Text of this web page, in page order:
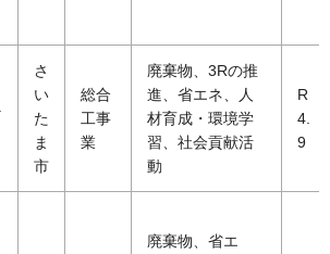
さ
い
た
ま
市
総合
工事
業
廃棄物、3Rの推
進、省エネ、人
材育成・環境学
習、社会貢献活
動
R
4.
9
廃棄物、省エ